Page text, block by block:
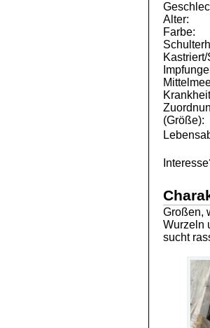
Alter:
Farbe:
(Größe):
Großen,
Wurzeln
sucht